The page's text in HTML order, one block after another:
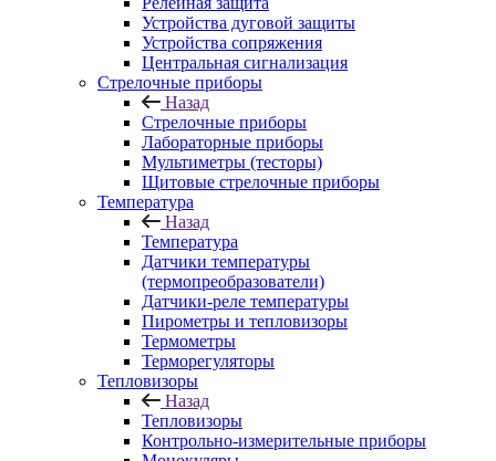
Устройства дуговой защиты
Устройства сопряжения
Центральная сигнализация
Стрелочные приборы
Назад
Стрелочные приборы
Лабораторные приборы
Мультиметры (тесторы)
Щитовые стрелочные приборы
Температура
Назад
Температура
Датчики температуры
(термопреобразователи)
Датчики-реле температуры
Пирометры и тепловизоры
Термометры
Терморегуляторы
Тепловизоры
Назад
Тепловизоры
Контрольно-измерительные приборы